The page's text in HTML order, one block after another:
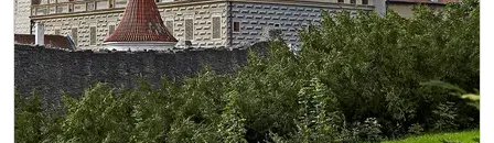
Roční pernamentka NPU
zdarma